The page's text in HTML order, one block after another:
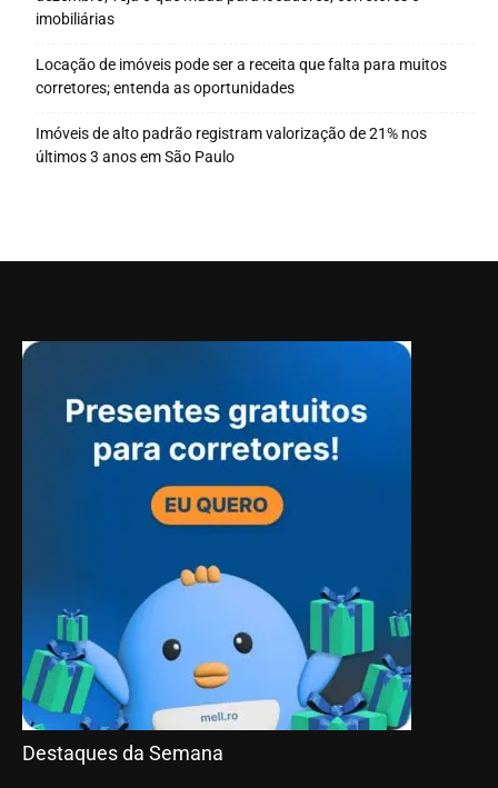
imobiliárias
Locação de imóveis pode ser a receita que falta para muitos
corretores; entenda as oportunidades
Imóveis de alto padrão registram valorização de 21% nos
últimos 3 anos em São Paulo
Destaques da Semana